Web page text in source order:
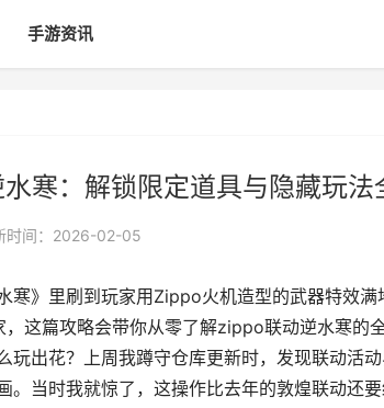
手游资讯
寒：解锁限定道具与隐藏玩法
时间：2026-02-05
寒》里刷到玩家用Zippo火机造型的武器特效
，这篇攻略会带你从零了解zippo联动逆水寒的
玩出花？上周我蹲守仓库更新时，发现联动
。当时我就惊了，这操作比去年的敦煌联动还